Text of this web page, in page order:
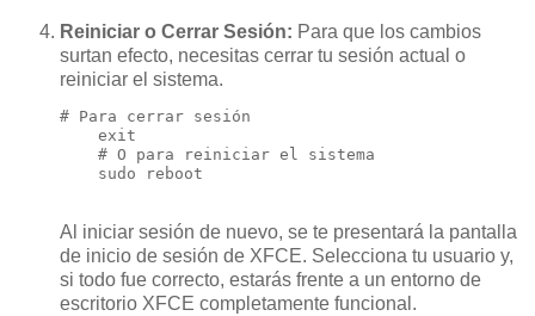
Reiniciar o Cerrar Sesión: Para que los cambios
surtan efecto, necesitas cerrar tu sesión actual o
reiniciar el sistema.
# Para cerrar sesión
    exit
    # O para reiniciar el sistema
    sudo reboot
Al iniciar sesión de nuevo, se te presentará la pantalla
de inicio de sesión de XFCE. Selecciona tu usuario y,
si todo fue correcto, estarás frente a un entorno de
escritorio XFCE completamente funcional.